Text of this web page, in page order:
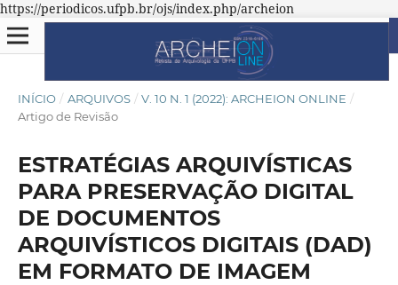
https://periodicos.ufpb.br/ojs/index.php/archeion
INÍCIO / ARQUIVOS / V. 10 N. 1 (2022): ARCHEION ONLINE /
Artigo de Revisão
ESTRATÉGIAS ARQUIVÍSTICAS
PARA PRESERVAÇÃO DIGITAL
DE DOCUMENTOS
ARQUIVÍSTICOS DIGITAIS (DAD)
EM FORMATO DE IMAGEM